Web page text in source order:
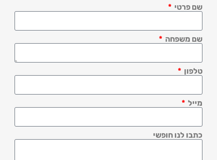
שם פרטי
שם משפחה
טלפון
מייל
כתבו לנו חופשי